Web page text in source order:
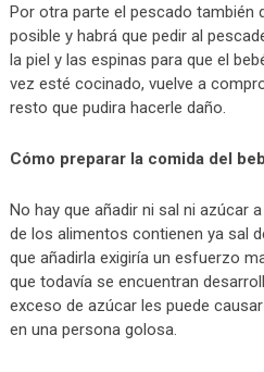
Por otra parte el pescado también
posible y habrá que pedir al
la piel y las espinas para que el
vez esté cocinado, vuelve a
resto que pudira hacerle daño.
Cómo preparar la comida del
No hay que añadir ni sal ni azúcar
de los alimentos contienen ya sal
que añadirla exigiría un esfuerzo
que todavía se encuentran
exceso de azúcar les puede
en una persona golosa.